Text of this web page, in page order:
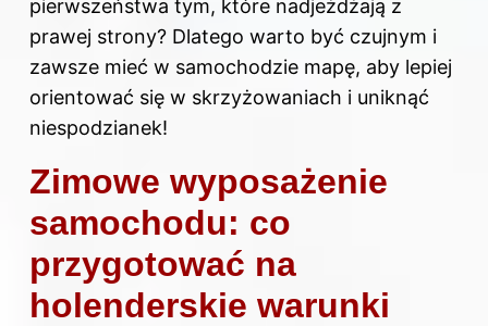
pierwszeństwa tym, które nadjeżdżają z
prawej strony? Dlatego warto być czujnym i
zawsze mieć w samochodzie mapę, aby lepiej
orientować się w skrzyżowaniach i uniknąć
niespodzianek!
Zimowe wyposażenie
samochodu: co
przygotować na
holenderskie warunki